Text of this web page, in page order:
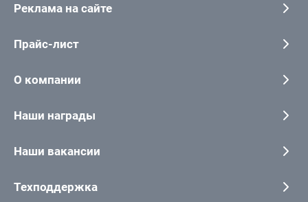
Реклама на сайте
Прайс-лист
О компании
Наши награды
Наши вакансии
Техподдержка